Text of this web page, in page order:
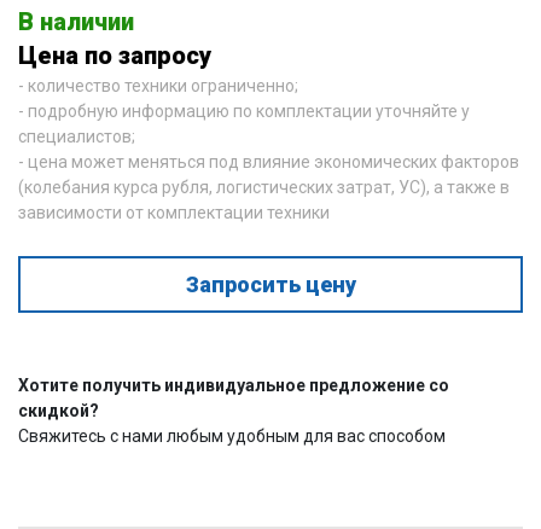
В наличии
Цена по запросу
- количество техники ограниченно;
- подробную информацию по комплектации уточняйте у
специалистов;
- цена может меняться под влияние экономических факторов
(колебания курса рубля, логистических затрат, УС), а также в
зависимости от комплектации техники
Запросить цену
Хотите получить индивидуальное предложение со
скидкой?
Свяжитесь с нами любым удобным для вас способом